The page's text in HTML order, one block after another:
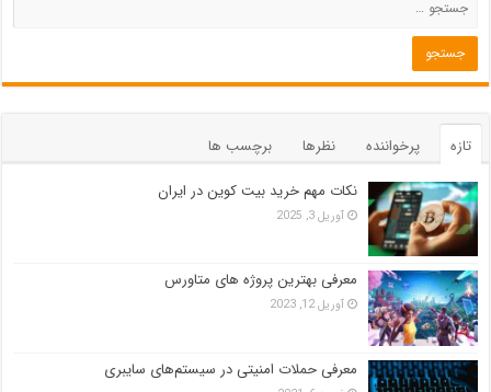
تازه پرخواننده نظرها
برچسب ها
نکات مهم خرید بیت کوین در ایران
آوریل 3, 2025
معرفی بهترین پروژه های متاورس
آوریل 12, 2023
معرفی حملات امنیتی در سیستم‌های سایبری